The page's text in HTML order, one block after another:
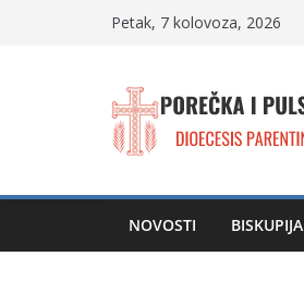
Petak, 7 kolovoza, 2026
NOVOSTI BISKUPIJA